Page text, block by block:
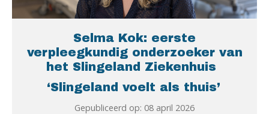
Selma Kok: eerste
verpleegkundig onderzoeker van
het Slingeland Ziekenhuis
‘Slingeland voelt als thuis’
Gepubliceerd op: 08 april 2026